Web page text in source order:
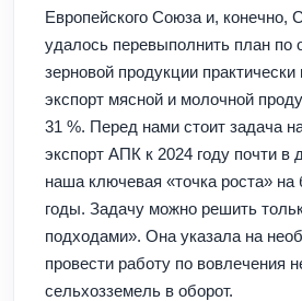
Европейского Союза и, конечно,
удалось перевыполнить план по
зерновой продукции практически
экспорт мясной и молочной
31 %. Перед нами стоит задача
экспорт АПК к 2024 году почти в
наша ключевая «точка роста»
годы. Задачу можно решить
подходами». Она указала на
провести работу по вовлечения
сельхозземель в оборот.